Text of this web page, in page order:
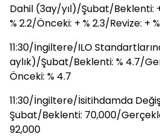
Dahil (3ay/yıl)/Şubat/Beklenti:
% 2.2/Önceki: + % 2.3/Revize: +
11:30/İngiltere/ILO
aylık)/Şubat/Beklenti: % 4.7/
Önceki: % 4.7
11:30/İngiltere/İsitihdamda
Şubat/Beklenti: 70,000/
92,000